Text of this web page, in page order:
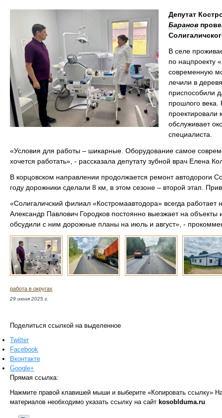
Депутат
Баранов
В селе
по нацпроекту
современную
лечили в
приспособили
прошлого
проектировали
обслуживает
специалиста.
«Условия для работы – шикарные. Оборудование самое
хочется работать», - рассказала депутату зубной врач Елена
В корцовском направлении продолжается ремонт автодороги
году дорожники сделали 8 км, в этом сезоне – второй этап.
«Солигаличский филиал «Костромаавтодора» всегда работает
Александр Павлович Городков постоянно выезжает на объекты
обсудили с ним дорожные планы на июль и август», -
работа в округах
29 июня 2025 г.
Поделиться ссылкой на выделенное
Twitter
Facebook
Вконтакте
Google+
Прямая ссылка:
Нажмите правой клавишей мыши и выберите «Копировать ссылку»
материалов необходимо указать ссылку на сайт kosoblduma.ru